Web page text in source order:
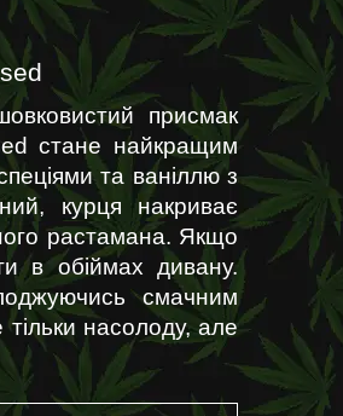
присмак
стане найкращим
та ваніллю з
курця накриває
растамана. Якщо
в обіймах дивану.
смачним
насолоду, але